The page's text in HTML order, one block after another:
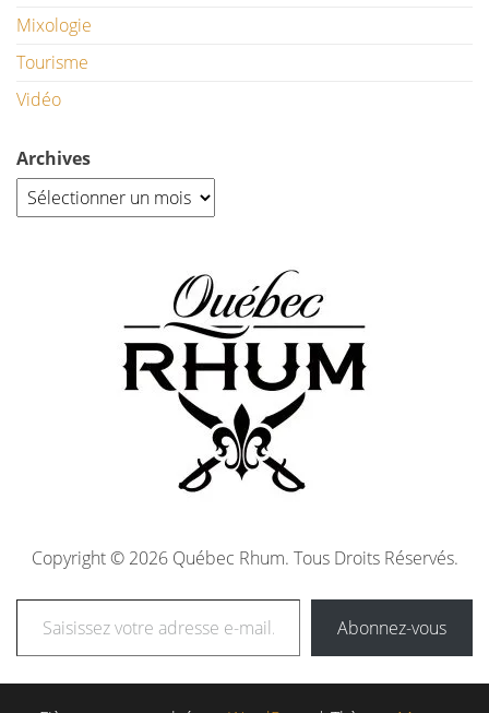
Mixologie
Tourisme
Vidéo
Archives
Copyright © 2026 Québec Rhum. Tous Droits Réservés.
Abonnez-vous